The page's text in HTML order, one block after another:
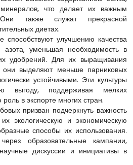
что делает их важным
также служат прекрасной
диетах.
способствуют улучшению качества
уменьшая необходимость в
удобрений. Для их выращивания
выделяют меньше парниковых
устойчивыми. Эти культуры
выгоду, поддерживая мелких
в экспорте многих стран.
призван подчеркнуть важность
экологическую и экономическую
способы их использования.
образовательные кампании,
дискуссии и инициативы в